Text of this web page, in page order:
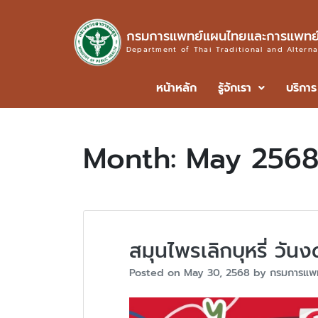
กรมการแพทย์แผนไทยและการแพท
Department of Thai Traditional and
หน้าหลัก รู้จักเรา บริการ
Month: May 2568
สมุนไพรเลิกบุหรี่ วัน
Posted on May 30, 2568 by กรมการแ